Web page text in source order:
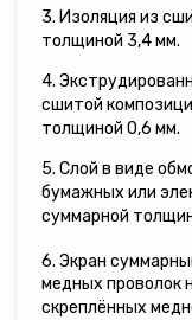
3. Изоляция из
толщиной 3,4 мм.
4.
сшитой
толщиной 0,6 мм.
5. Слой в виде
бумажных или
суммарной
6. Экран
медных проволок
скреплённых